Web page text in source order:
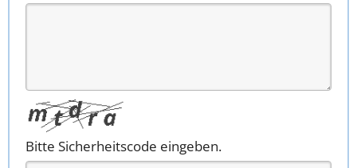
Bitte Sicherheitscode eingeben.